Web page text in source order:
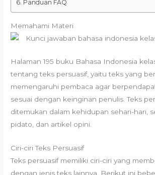
Panduan FAQ
Memahami Materi
Halaman 195 buku Bahasa Indonesia
tentang teks persuasif, yaitu teks yang
memengaruhi pembaca agar
sesuai dengan keinginan penulis. Teks
ditemukan dalam kehidupan sehari-hari,
pidato, dan artikel opini.
Ciri-ciri Teks Persuasif
Teks persuasif memiliki ciri-ciri yang
dengan jenis teks lainnya. Berikut ini